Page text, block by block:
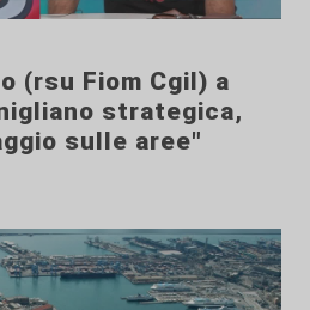
(rsu Fiom Cgil) a
strategica,
sulle aree"